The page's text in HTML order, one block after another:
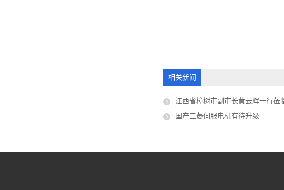
相关新闻
江西省樟树市副市长黄云辉一行莅
国产三菱伺服电机有待升级